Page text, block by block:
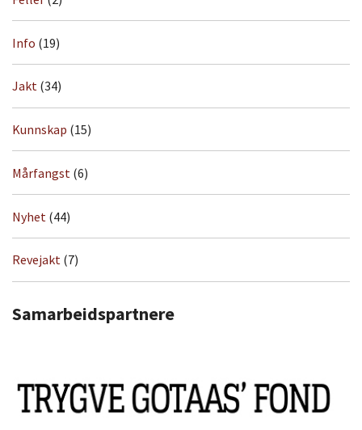
Info (19)
Jakt (34)
Kunnskap (15)
Mårfangst (6)
Nyhet (44)
Revejakt (7)
Samarbeidspartnere